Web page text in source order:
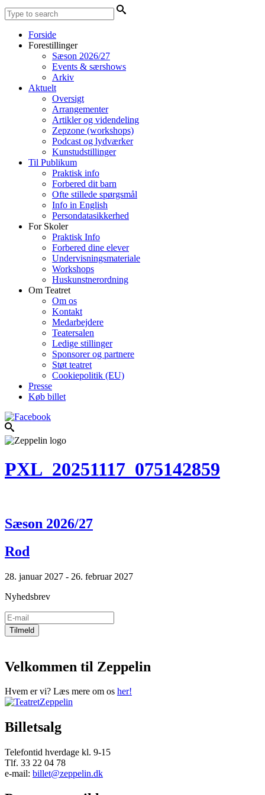
Forside
Forestillinger
Sæson 2026/27
Events & særshows
Arkiv
Aktuelt
Oversigt
Arrangementer
Artikler og videndeling
Zepzone (workshops)
Podcast og lydværker
Kunstudstillinger
Til Publikum
Praktisk info
Forbered dit barn
Ofte stillede spørgsmål
Info in English
Persondatasikkerhed
For Skoler
Praktisk Info
Forbered dine elever
Undervisningsmateriale
Workshops
Huskunstnerordning
Om Teatret
Om os
Kontakt
Medarbejdere
Teatersalen
Ledige stillinger
Sponsorer og partnere
Støt teatret
Cookiepolitik (EU)
Presse
Køb billet
PXL_20251117_075142859
Sæson 2026/27
Rod
28. januar 2027 - 26. februar 2027
Nyhedsbrev
Velkommen til Zeppelin
Hvem er vi? Læs mere om os her!
Billetsalg
Telefontid hverdage kl. 9-15
Tlf. 33 22 04 78
e-mail: billet@zeppelin.dk